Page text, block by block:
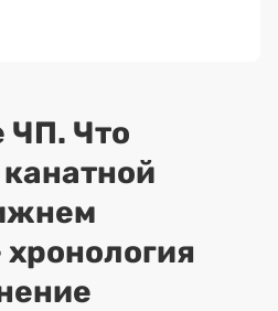
ЧП. Что